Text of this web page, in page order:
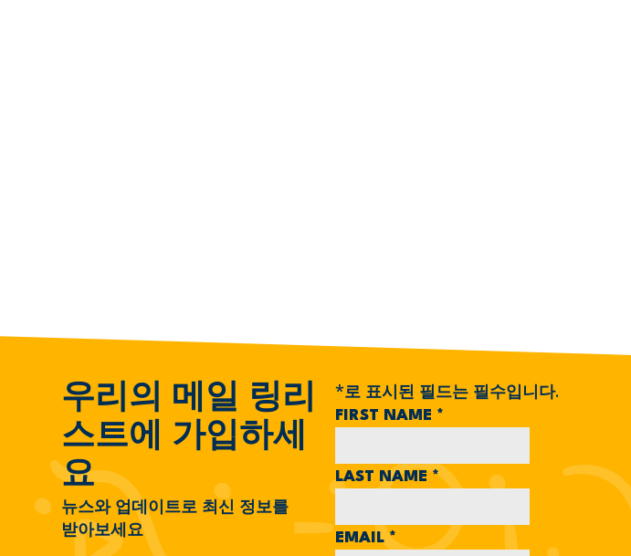
우리의 메일 링리
스트에 가입하세
요
뉴스와 업데이트로 최신 정보를
받아보세요
*로 표시된 필드는 필수입니다.
FIRST NAME *
LAST NAME*
EMAIL*